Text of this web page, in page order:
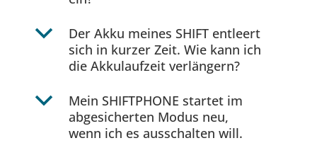
b
Der Akku meines SHIFT entleert
sich in kurzer Zeit. Wie kann ich
die Akkulaufzeit verlängern?
b
Mein SHIFTPHONE startet im
abgesicherten Modus neu,
wenn ich es ausschalten will.